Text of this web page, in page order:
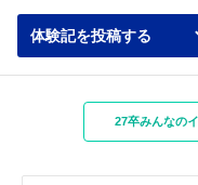
体験記を投稿する
27卒みんなの